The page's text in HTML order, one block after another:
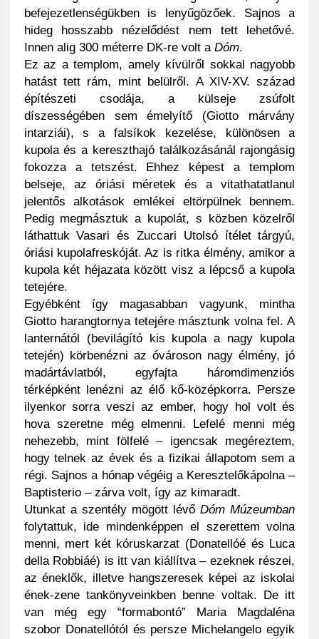
befejezetlenségükben is lenyűgözőek. Sajnos a
hideg hosszabb nézelődést nem tett lehetővé.
Innen alig 300 méterre DK-re volt a Dóm.
Ez az a templom, amely kívülről sokkal nagyobb
hatást tett rám, mint belülről. A XIV-XV. század
építészeti csodája, a külseje zsúfolt
díszességében sem émelyítő (Giotto márvány
intarziái), s a falsíkok kezelése, különösen a
kupola és a kereszthajó találkozásánál rajongásig
fokozza a tetszést. Ehhez képest a templom
belseje, az óriási méretek és a vitathatatlanul
jelentős alkotások emlékei eltörpülnek bennem.
Pedig megmásztuk a kupolát, s közben közelről
láthattuk Vasari és Zuccari Utolsó ítélet tárgyú,
óriási kupolafreskóját. Az is ritka élmény, amikor a
kupola két héjazata között visz a lépcső a kupola
tetejére.
Egyébként így magasabban vagyunk, mintha
Giotto harangtornya tetejére másztunk volna fel. A
lanternától (bevilágító kis kupola a nagy kupola
tetején) körbenézni az óvároson nagy élmény, jó
madártávlatból, egyfajta háromdimenziós
térképként lenézni az élő kő-középkorra. Persze
ilyenkor sorra veszi az ember, hogy hol volt és
hova szeretne még elmenni. Lefelé menni még
nehezebb, mint fölfelé – igencsak megéreztem,
hogy telnek az évek és a fizikai állapotom sem a
régi. Sajnos a hónap végéig a Keresztelőkápolna –
Baptisterio – zárva volt, így az kimaradt.
Utunkat a szentély mögött lévőDóm Múzeumban
folytattuk, ide mindenképpen el szerettem volna
menni, mert két kóruskarzat (Donatellóé és Luca
della Robbiáé) is itt van kiállítva – ezeknek részei,
az éneklők, illetve hangszeresek képei az iskolai
ének-zene tankönyveinkben benne voltak. De itt
van még egy “formabontó” Maria Magdaléna
szobor Donatellótól és persze Michelangelo egyik